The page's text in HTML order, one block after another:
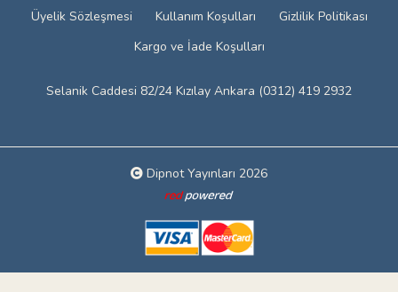
Üyelik Sözleşmesi Kullanım Koşulları
Gizlilik Politikası
Kargo ve İade Koşulları
Selanik Caddesi 82/24 Kızılay Ankara (0312) 419 2932
Dipnot Yayınları 2026